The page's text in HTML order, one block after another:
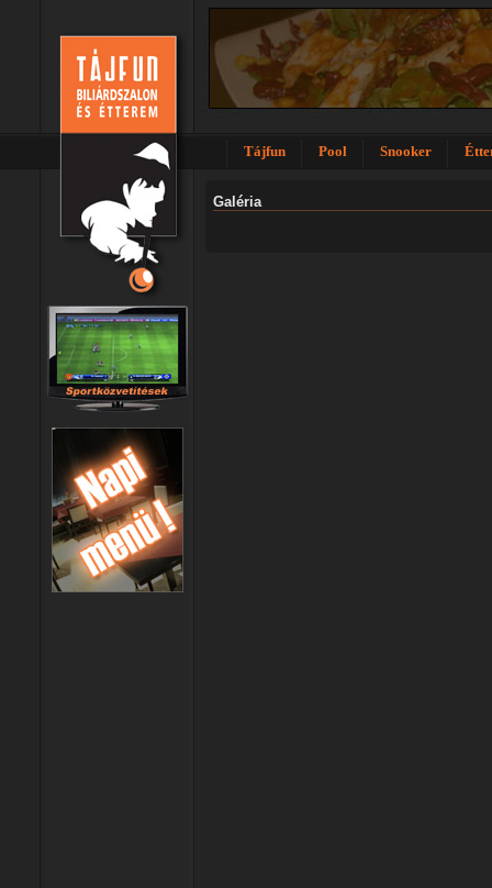
Tájfun Pool Snooker
Galéria